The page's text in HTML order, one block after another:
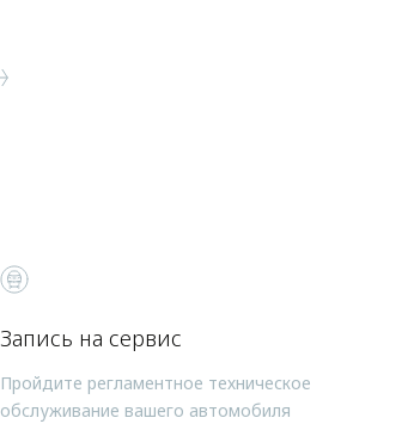
Запись на сервис
Пройдите регламентное техническое
обслуживание вашего автомобиля